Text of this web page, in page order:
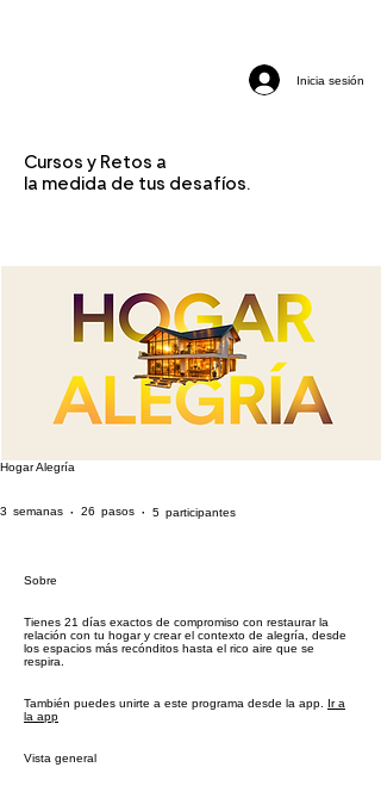
Inicia sesión
Cursos y Retos a
la medida de tus desafíos.
Hogar Alegría
3 semanas 3 semanas
26 pasos 26 pasos
5 participantes
Sobre
Tienes 21 días exactos de compromiso con restaurar la
relación con tu hogar y crear el contexto de alegría, desde
los espacios más recónditos hasta el rico aire que se
respira.
También puedes unirte a este programa desde la app.
Ir a
la app
Vista general